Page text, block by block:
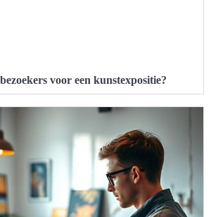
voor een kunstexpositie?